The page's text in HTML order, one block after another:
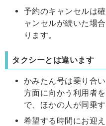
予約のキャンセルは
ャンセルが続いた場
ります。
タクシーとは違います
かみたん号は乗り合
方面に向かう利用者
で、ほかの人が同乗
希望する時間にお迎